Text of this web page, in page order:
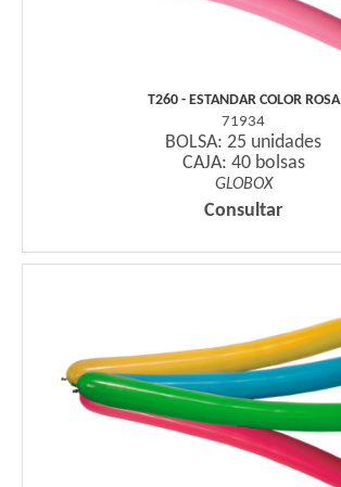
T260 - ESTANDAR COLOR ROSA
71934
BOLSA: 25 unidades
CAJA: 40 bolsas
GLOBOX
Consultar